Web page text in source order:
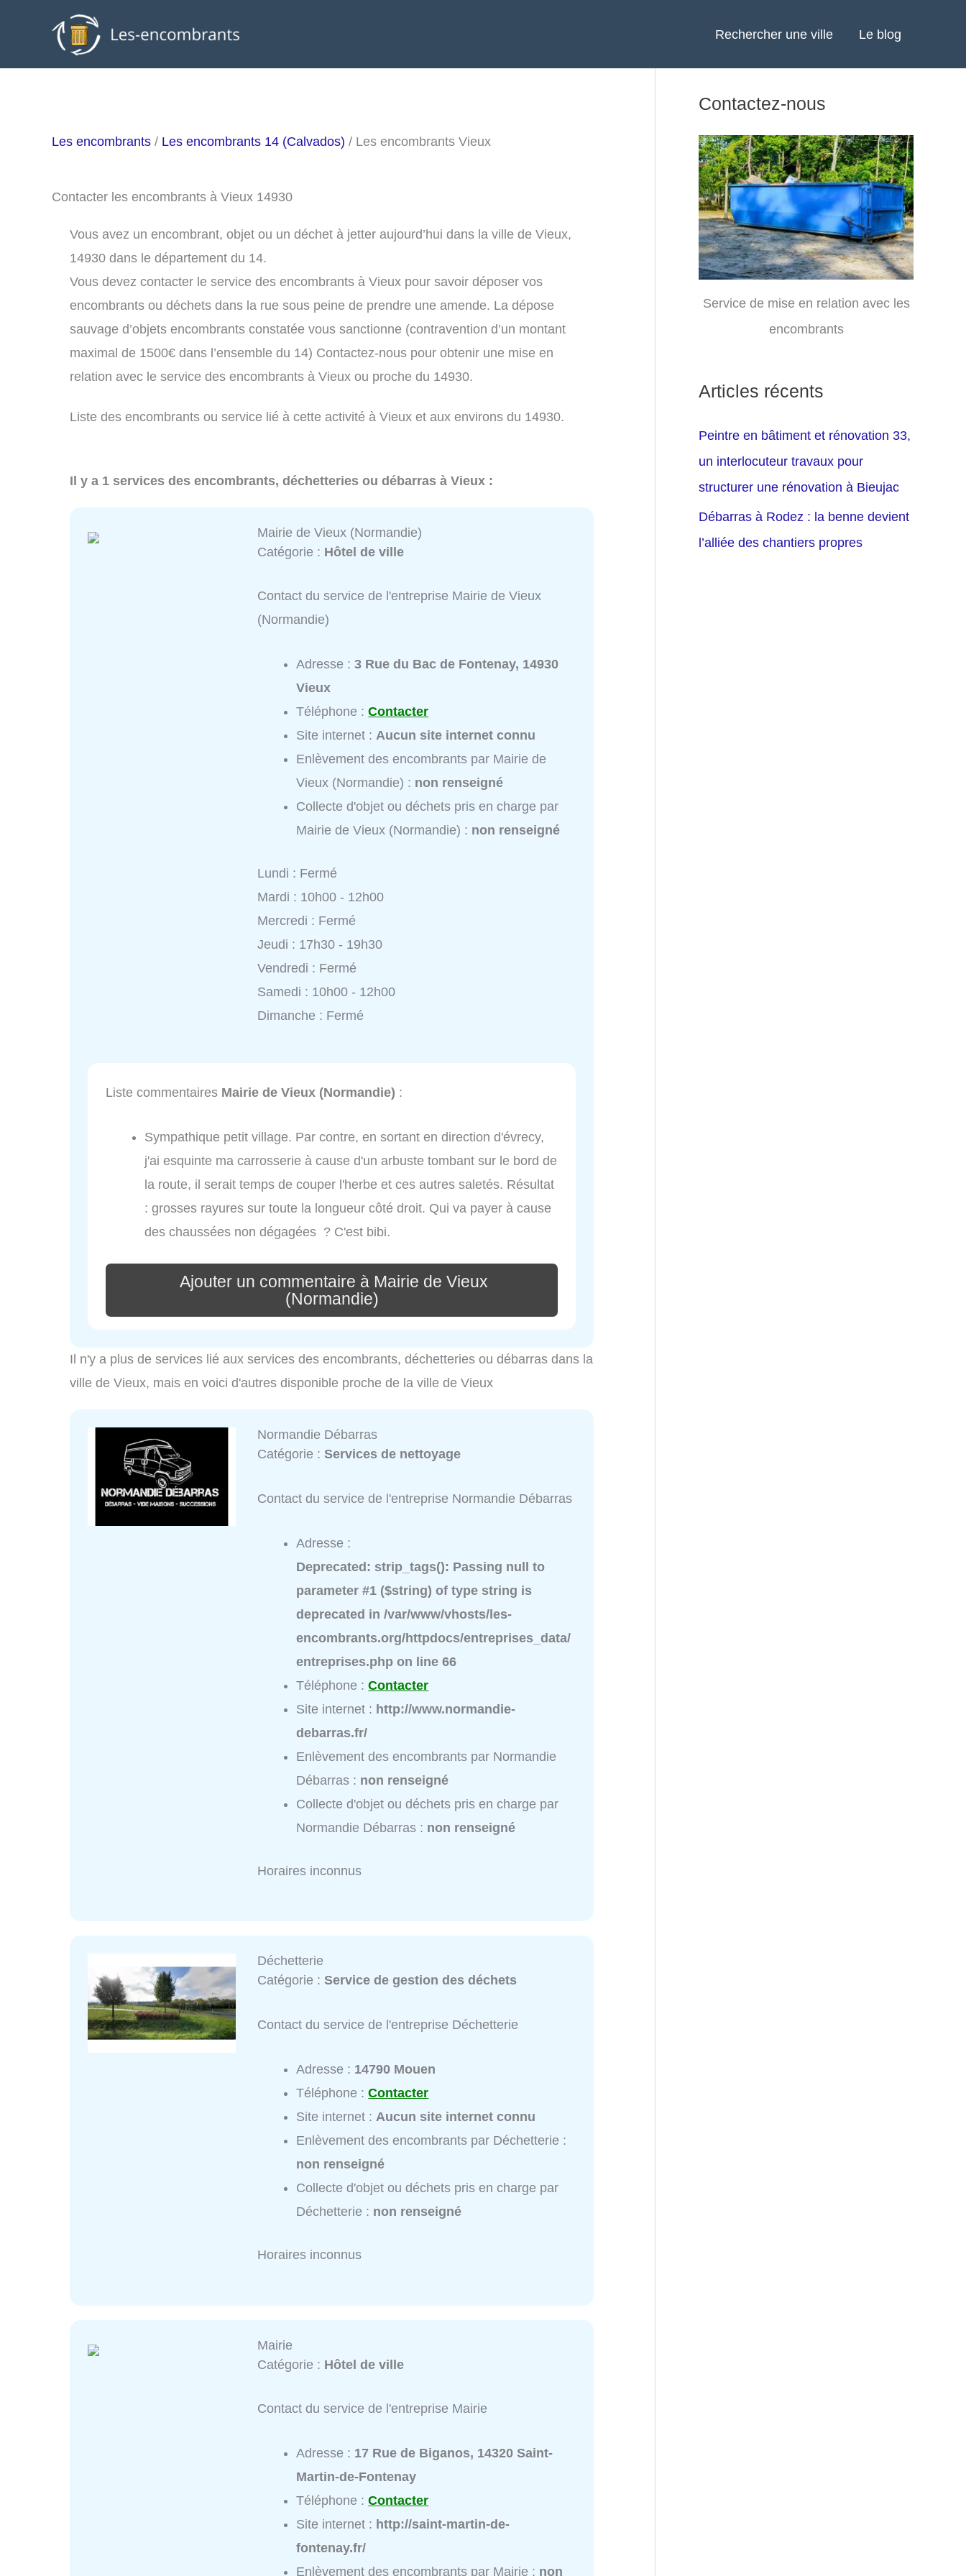
Rechercher une ville Le blog
Les encombrants / Les encombrants 14 (Calvados) / Les encombrants Vieux
Contacter les encombrants à Vieux 14930
Vous avez un encombrant, objet ou un déchet à jetter aujourd’hui dans la ville de Vieux,
14930 dans le département du 14.
Vous devez contacter le service des encombrants à Vieux pour savoir déposer vos
encombrants ou déchets dans la rue sous peine de prendre une amende. La dépose
sauvage d’objets encombrants constatée vous sanctionne (contravention d’un montant
maximal de 1500€ dans l’ensemble du 14) Contactez-nous pour obtenir une mise en
relation avec le service des encombrants à Vieux ou proche du 14930.
Liste des encombrants ou service lié à cette activité à Vieux et aux environs du 14930.
Il y a 1 services des encombrants, déchetteries ou débarras à Vieux :
Mairie de Vieux (Normandie)
Catégorie : Hôtel de ville
Contact du service de l'entreprise Mairie de Vieux
(Normandie)
Adresse :3 Rue du Bac de Fontenay, 14930
Vieux
Téléphone :Contacter
Site internet :Aucun site internet connu
Enlèvement des encombrants par Mairie de
Vieux (Normandie) : non renseigné
Collecte d'objet ou déchets pris en charge par
Mairie de Vieux (Normandie) : non renseigné
Lundi : Fermé
Mardi : 10h00 - 12h00
Mercredi : Fermé
Jeudi : 17h30 - 19h30
Vendredi : Fermé
Samedi : 10h00 - 12h00
Dimanche : Fermé
Liste commentaires Mairie de Vieux (Normandie) :
Sympathique petit village. Par contre, en sortant en direction d'évrecy,
j'ai esquinte ma carrosserie à cause d'un arbuste tombant sur le bord de
la route, il serait temps de couper l'herbe et ces autres saletés. Résultat
: grosses rayures sur toute la longueur côté droit. Qui va payer à cause
des chaussées non dégagées ? C'est bibi.
Ajouter un commentaire à Mairie de Vieux
(Normandie)
Il n'y a plus de services lié aux services des encombrants, déchetteries ou débarras dans la
ville de Vieux, mais en voici d'autres disponible proche de la ville de Vieux
Normandie Débarras
Catégorie :Services de nettoyage
Contact du service de l'entreprise Normandie Débarras
Adresse :
Deprecated: strip_tags(): Passing null to
parameter #1 ($string) of type string is
deprecated in/var/www/vhosts/les-
encombrants.org/httpdocs/entreprises_data/
entreprises.php on line66
Téléphone :Contacter
Site internet : http://www.normandie-
debarras.fr/
Enlèvement des encombrants par Normandie
Débarras : non renseigné
Collecte d'objet ou déchets pris en charge par
Normandie Débarras : non renseigné
Horaires inconnus
Déchetterie
Catégorie :Service de gestion des déchets
Contact du service de l'entreprise Déchetterie
Adresse : 14790 Mouen
Téléphone :Contacter
Site internet : Aucun site internet connu
Enlèvement des encombrants par Déchetterie :
non renseigné
Collecte d'objet ou déchets pris en charge par
Déchetterie : non renseigné
Horaires inconnus
Mairie
Catégorie : Hôtel de ville
Contact du service de l'entreprise Mairie
Adresse : 17 Rue de Biganos, 14320 Saint-
Martin-de-Fontenay
Téléphone :Contacter
Site internet : http://saint-martin-de-
fontenay.fr/
Enlèvement des encombrants par Mairie : non
Contactez-nous
Service de mise en relation avec les
encombrants
Articles récents
Peintre en bâtiment et rénovation 33,
un interlocuteur travaux pour
structurer une rénovation à Bieujac
Débarras à Rodez : la benne devient
l’alliée des chantiers propres